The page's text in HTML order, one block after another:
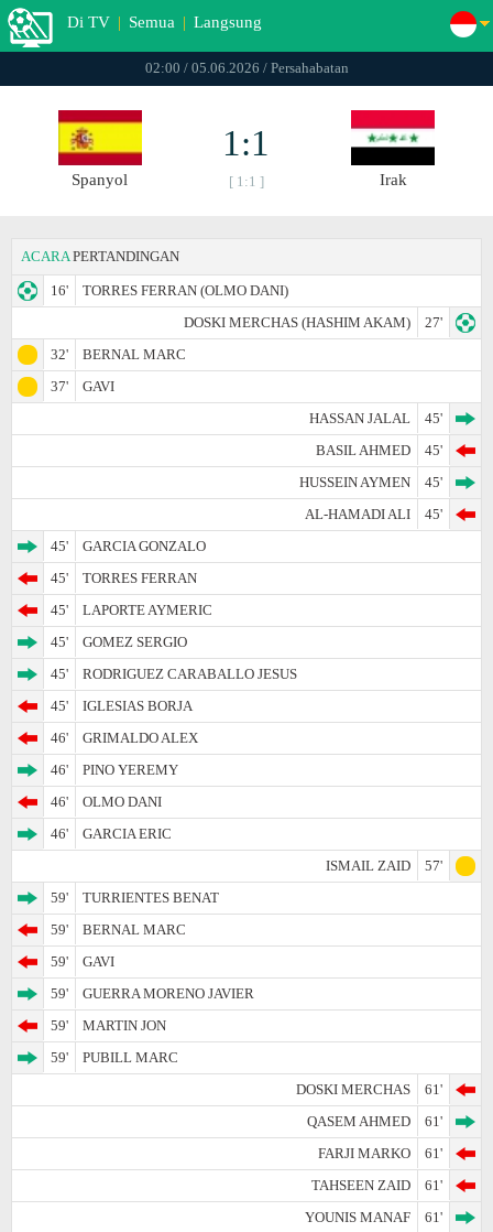
Di TV | Semua | Langsung
02:00 / 05.06.2026 / Persahabatan
Spanyol
1:1
[ 1:1 ] Irak
ACARA PERTANDINGAN
16'
TORRES FERRAN (OLMO DANI)
DOSKI MERCHAS (HASHIM AKAM)
27'
32'
BERNAL MARC
37'
GAVI
HASSAN JALAL
45'
BASIL AHMED
45'
HUSSEIN AYMEN
45'
AL-HAMADI ALI
45'
45'
GARCIA GONZALO
45'
TORRES FERRAN
45'
LAPORTE AYMERIC
45'
GOMEZ SERGIO
45'
RODRIGUEZ CARABALLO JESUS
45'
IGLESIAS BORJA
46'
GRIMALDO ALEX
46'
PINO YEREMY
46'
OLMO DANI
46'
GARCIA ERIC
ISMAIL ZAID
57'
59'
TURRIENTES BENAT
59'
BERNAL MARC
59'
GAVI
59'
GUERRA MORENO JAVIER
59'
MARTIN JON
59'
PUBILL MARC
DOSKI MERCHAS
61'
QASEM AHMED
61'
FARJI MARKO
61'
TAHSEEN ZAID
61'
YOUNIS MANAF
61'